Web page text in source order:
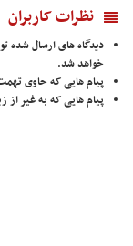
نظرات کاربران
دیدگاه های ارسال شده
خواهد شد.
پیام هایی که حاوی
پیام هایی که به غیر از